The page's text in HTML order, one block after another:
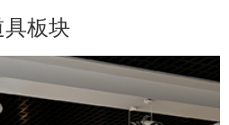
具板块